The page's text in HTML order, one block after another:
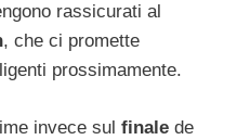
rassicurati al
, che ci promette
prossimamente.
invece sul finale de